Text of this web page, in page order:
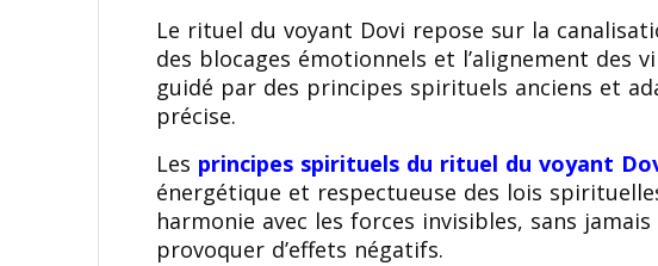
Le rituel du voyant Dovi repose sur la
des blocages émotionnels et l’alignement des
guidé par des principes spirituels anciens et
précise.
Les principes spirituels du rituel du voyant
énergétique et respectueuse des lois
harmonie avec les forces invisibles, sans
provoquer d’effets négatifs.